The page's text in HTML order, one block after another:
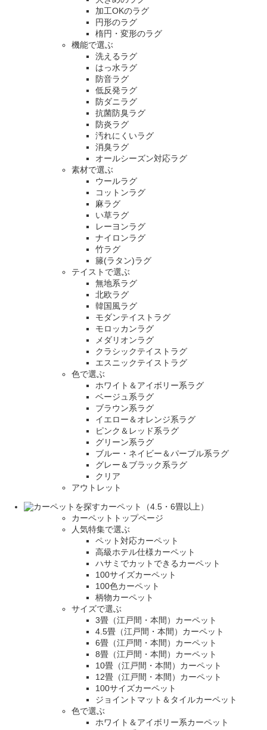
加工OKのラグ
円形のラグ
楕円・変形のラグ
機能で選ぶ
洗えるラグ
はっ水ラグ
防音ラグ
低反発ラグ
防ダニラグ
抗菌防臭ラグ
防炎ラグ
汚れにくいラグ
消臭ラグ
オールシーズン対応ラグ
素材で選ぶ
ウールラグ
コットンラグ
麻ラグ
い草ラグ
レーヨンラグ
ナイロンラグ
竹ラグ
籐(ラタン)ラグ
テイストで選ぶ
無地系ラグ
北欧ラグ
韓国風ラグ
モダンテイストラグ
モロッカンラグ
メダリオンラグ
クラシックテイストラグ
エスニックテイストラグ
色で選ぶ
ホワイト＆アイボリー系ラグ
ベージュ系ラグ
ブラウン系ラグ
イエロー＆オレンジ系ラグ
ピンク＆レッド系ラグ
グリーン系ラグ
ブルー・ネイビー＆パープル系ラグ
グレー＆ブラック系ラグ
クリア
アウトレット
カーペット（4.5・6畳以上）
カーペットトップページ
人気特集で選ぶ
ペット対応カーペット
高級ホテル仕様カーペット
ハサミでカットできるカーペット
100サイズカーペット
100色カーペット
柄物カーペット
サイズで選ぶ
3畳（江戸間・本間）カーペット
4.5畳（江戸間・本間）カーペット
6畳（江戸間・本間）カーペット
8畳（江戸間・本間）カーペット
10畳（江戸間・本間）カーペット
12畳（江戸間・本間）カーペット
100サイズカーペット
ジョイントマット＆タイルカーペット
色で選ぶ
ホワイト＆アイボリー系カーペット